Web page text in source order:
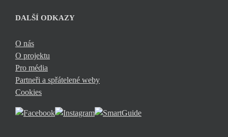
DALŠÍ ODKAZY
O nás
O projektu
Pro média
Partneři a spřátelené weby
Cookies